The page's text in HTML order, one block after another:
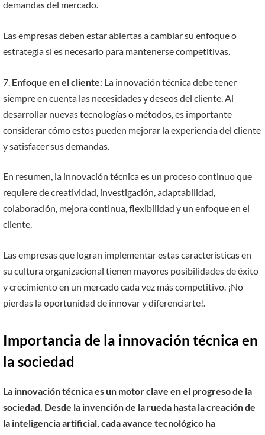
demandas del mercado.
Las empresas deben estar abiertas a cambiar su enfoque o
estrategia si es necesario para mantenerse competitivas.
7. Enfoque en el cliente: La innovación técnica debe tener
siempre en cuenta las necesidades y deseos del cliente. Al
desarrollar nuevas tecnologías o métodos, es importante
considerar cómo estos pueden mejorar la experiencia del cliente
y satisfacer sus demandas.
En resumen, la innovación técnica es un proceso continuo que
requiere de creatividad, investigación, adaptabilidad,
colaboración, mejora continua, flexibilidad y un enfoque en el
cliente.
Las empresas que logran implementar estas características en
su cultura organizacional tienen mayores posibilidades de éxito
y crecimiento en un mercado cada vez más competitivo. ¡No
pierdas la oportunidad de innovar y diferenciarte!.
Importancia de la innovación técnica en
la sociedad
La innovación técnica es un motor clave en el progreso de la
sociedad. Desde la invención de la rueda hasta la creación de
la inteligencia artificial, cada avance tecnológico ha